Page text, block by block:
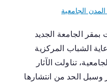
المدن الجامعية
بمقر الجامعة الجديد
الشباب المركزية
تناولت الآثار
وسبل الحد من انتشارها